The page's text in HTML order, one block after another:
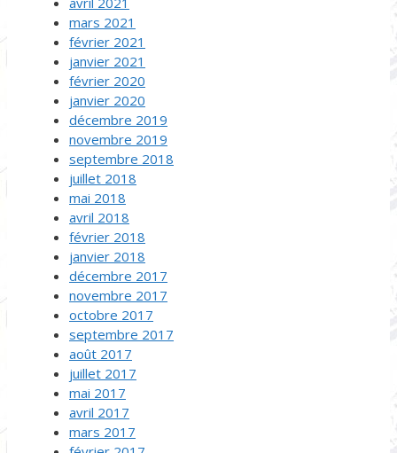
mars 2021
février 2021
janvier 2021
février 2020
janvier 2020
décembre 2019
novembre 2019
septembre 2018
juillet 2018
mai 2018
avril 2018
février 2018
janvier 2018
décembre 2017
novembre 2017
octobre 2017
septembre 2017
août 2017
juillet 2017
mai 2017
avril 2017
mars 2017